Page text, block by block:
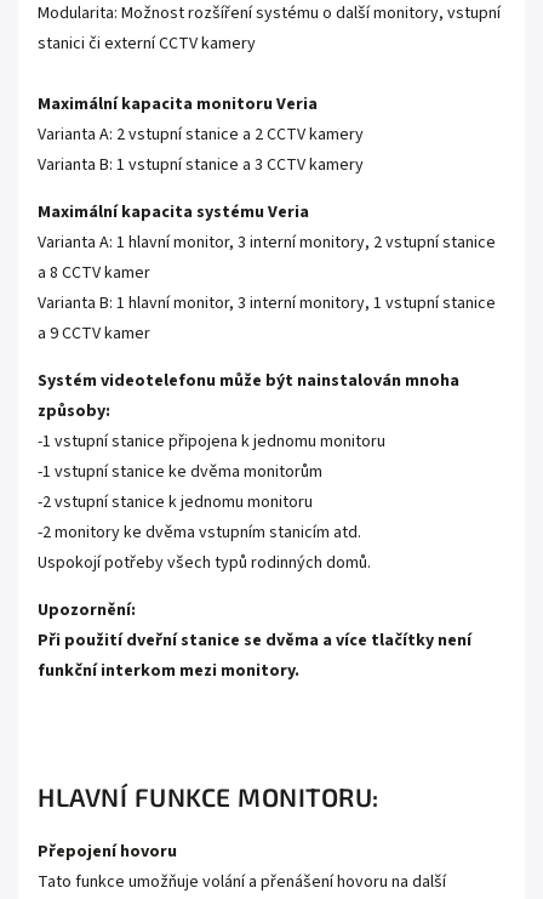
Modularita: Možnost rozšíření systému o další monitory, vstupní
stanici či externí CCTV kamery
Maximální kapacita monitoru Veria
Varianta A: 2 vstupní stanice a 2 CCTV kamery
Varianta B: 1 vstupní stanice a 3 CCTV kamery
Maximální kapacita systému Veria
Varianta A: 1 hlavní monitor, 3 interní monitory, 2 vstupní stanice
a 8 CCTV kamer
Varianta B: 1 hlavní monitor, 3 interní monitory, 1 vstupní stanice
a 9 CCTV kamer
Systém videotelefonu může být nainstalován mnoha
způsoby:
-1 vstupní stanice připojena k jednomu monitoru
-1 vstupní stanice ke dvěma monitorům
-2 vstupní stanice k jednomu monitoru
-2 monitory ke dvěma vstupním stanicím atd.
Uspokojí potřeby všech typů rodinných domů.
Upozornění:
Při použití dveřní stanice se dvěma a více tlačítky není
funkční interkom mezi monitory.
HLAVNÍ FUNKCE MONITORU:
Přepojení hovoru
Tato funkce umožňuje volání a přenášení hovoru na další